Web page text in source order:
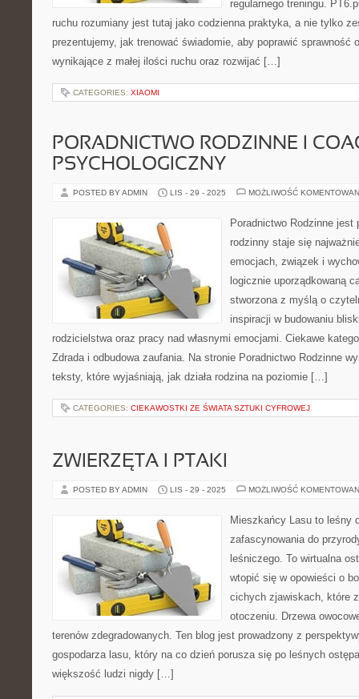
regularnego treningu.
ruchu rozumiany jest tutaj jako codzienna praktyka, a nie tylko
prezentujemy, jak trenować świadomie, aby poprawić sprawność
wynikające z małej ilości ruchu oraz rozwijać […]
CATEGORIES: XIAOMI
PORADNICTWO RODZINNE I
PSYCHOLOGICZNY
POSTED BY ADMIN LIS - 29 - 2025 MOŻLIWOŚĆ
Poradnictwo Rodzinne jest
rodzinny staje się
emocjach, związek i
logicznie uporządkowaną
stworzona z myślą o
inspiracji w budowaniu
rodzicielstwa oraz pracy nad własnymi emocjami. Ciekawe
Zdrada i odbudowa zaufania. Na stronie Poradnictwo Rodzinne
teksty, które wyjaśniają, jak działa rodzina na poziomie […]
CATEGORIES: CIEKAWOSTKI ZE ŚWIATA SZTUKI CYFROWEJ
ZWIERZĘTA I PTAKI
POSTED BY ADMIN LIS - 29 - 2025 MOŻLIWOŚĆ
Mieszkańcy Lasu to leśny
zafascynowania do
leśniczego. To wirtualna
wtopić się w opowieści o
cichych zjawiskach, które
otoczeniu. Drzewa
terenów zdegradowanych. Ten blog jest prowadzony z
gospodarza lasu, który na co dzień porusza się po leśnych
większość ludzi nigdy […]